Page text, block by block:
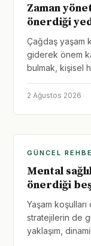
Zaman
önerdiği
Çağdaş yaşam
giderek önem
bulmak, kişisel
2 Ağustos 2026
GÜNCEL
Mental
önerdiği
Yaşam
stratejilerin de
yaklaşım,